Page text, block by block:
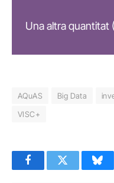
Una altra quantitat
AQuAS Big Data
VISC+
FacebookTwitter